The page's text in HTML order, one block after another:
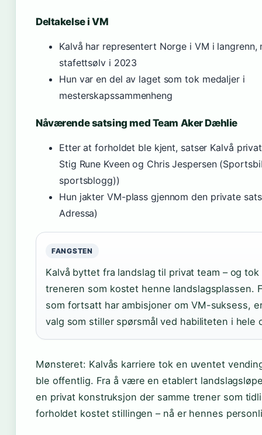
Deltakelse i VM
Kalvå har representert Norge i VM i langrenn,
stafettsølv i 2023
Hun var en del av laget som tok medaljer i
mesterskapssammenheng
Nåværende satsing med Team Aker Dæhlie
Etter at forholdet ble kjent, satser Kalvå
Stig Rune Kveen og Chris Jespersen
sportsblogg))
Hun jakter VM-plass gjennom den private
Adressa)
FANGSTEN
Kalvå byttet fra landslag til privat team – og tok
treneren som kostet henne landslagsplassen.
som fortsatt har ambisjoner om VM-suksess,
valg som stiller spørsmål ved habiliteten i hele
Mønsteret: Kalvås karriere tok en uventet
ble offentlig. Fra å være en etablert
en privat konstruksjon der samme trener som
forholdet kostet stillingen – nå er hennes